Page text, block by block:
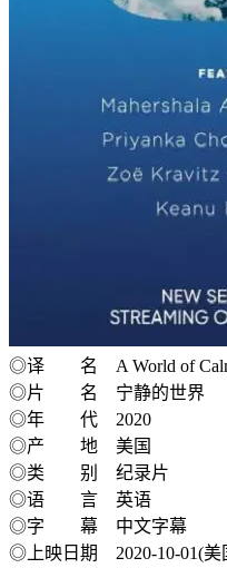
◎译 名 A World of
◎片 名 宁静的世界
◎年 代 2020
◎产 地 美国
◎类 别 纪录片
◎语 言 英语
◎字 幕 中文字幕
◎上映日期 2020-10-01(美